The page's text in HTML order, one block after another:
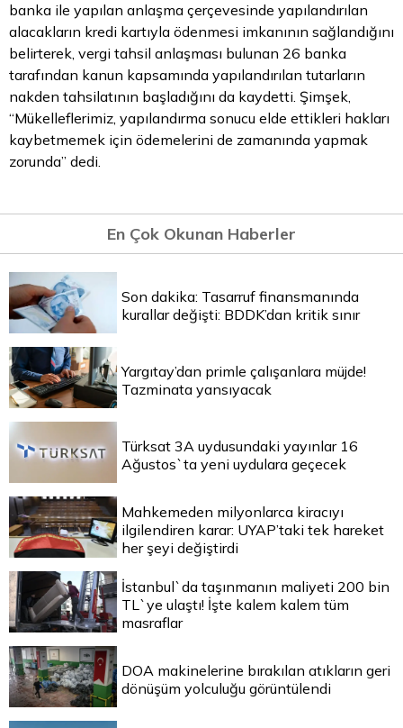
banka ile yapılan anlaşma çerçevesinde yapılandırılan
alacakların kredi kartıyla ödenmesi imkanının sağlandığını
belirterek, vergi tahsil anlaşması bulunan 26 banka
tarafından kanun kapsamında yapılandırılan tutarların
nakden tahsilatının başladığını da kaydetti. Şimşek,
“Mükelleflerimiz, yapılandırma sonucu elde ettikleri hakları
kaybetmemek için ödemelerini de zamanında yapmak
zorunda” dedi.
En Çok Okunan Haberler
Son dakika: Tasarruf finansmanında
kurallar değişti: BDDK’dan kritik sınır
Yargıtay’dan primle çalışanlara müjde!
Tazminata yansıyacak
Türksat 3A uydusundaki yayınlar 16
Ağustos`ta yeni uydulara geçecek
Mahkemeden milyonlarca kiracıyı
ilgilendiren karar: UYAP’taki tek hareket
her şeyi değiştirdi
İstanbul`da taşınmanın maliyeti 200 bin
TL`ye ulaştı! İşte kalem kalem tüm
masraflar
DOA makinelerine bırakılan atıkların geri
dönüşüm yolculuğu görüntülendi